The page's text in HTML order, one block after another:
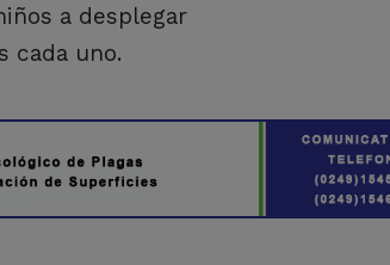
a desplegar
cada uno.